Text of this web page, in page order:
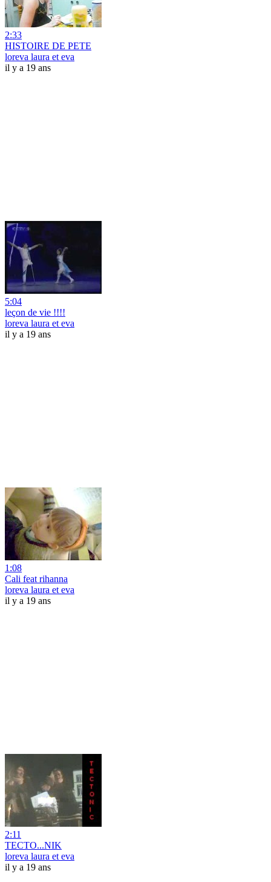
2:33
HISTOIRE DE PETE
loreva laura et eva
il y a 19 ans
5:04
leçon de vie !!!!
loreva laura et eva
il y a 19 ans
1:08
Cali feat rihanna
loreva laura et eva
il y a 19 ans
2:11
TECTO...NIK
loreva laura et eva
il y a 19 ans